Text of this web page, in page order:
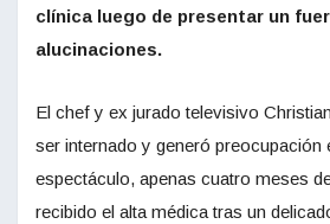
clínica luego de presentar un
alucinaciones.
El chef y ex jurado televisivo
ser internado y generó preocupación
espectáculo, apenas cuatro meses
recibido el alta médica tras un